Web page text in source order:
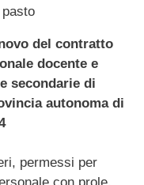
del contratto
docente e
secondarie di
autonoma di
permessi per
con prole,